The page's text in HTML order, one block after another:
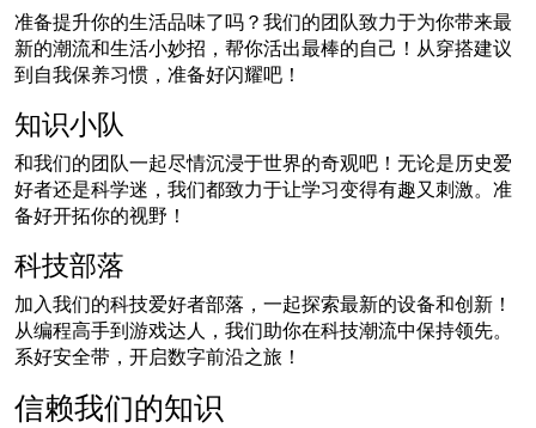
准备提升你的生活品味了吗？我们的团队致力于为你带来最
新的潮流和生活小妙招，帮你活出最棒的自己！从穿搭建议
到自我保养习惯，准备好闪耀吧！
知识小队
和我们的团队一起尽情沉浸于世界的奇观吧！无论是历史爱
好者还是科学迷，我们都致力于让学习变得有趣又刺激。准
备好开拓你的视野！
科技部落
加入我们的科技爱好者部落，一起探索最新的设备和创新！
从编程高手到游戏达人，我们助你在科技潮流中保持领先。
系好安全带，开启数字前沿之旅！
信赖我们的知识